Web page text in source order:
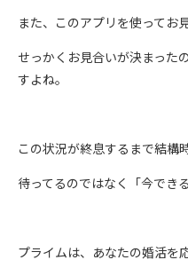
また、このアプリを使ってお
せっかくお見合いが決まった
すよね。
この状況が終息するまで結構
待ってるのではなく「今でき
プライムは、あなたの婚活を